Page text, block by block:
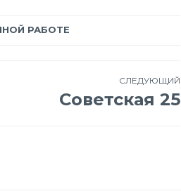
РАБОТЕ
СЛЕДУЮЩИЙ
Советская 25